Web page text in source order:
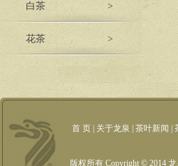
白茶 >
花茶 >
首 页 关于龙泉 茶叶新闻
版权所有 Copyright © 2014